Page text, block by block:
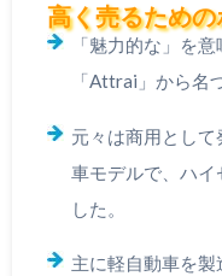
高く売るため
「魅力的な」を
「Attrai」から名
元々は商用とし
車モデルで、ハイ
した。
主に軽自動車を